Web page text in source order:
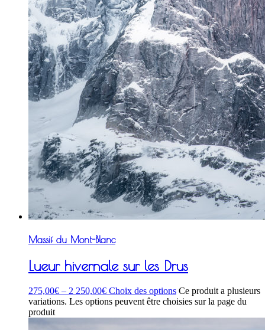
Massif du Mont-Blanc
Lueur hivernale sur les Drus
275,00€ – 2 250,00€ Choix des options Ce produit a plusieurs
variations. Les options peuvent être choisies sur la page du
produit